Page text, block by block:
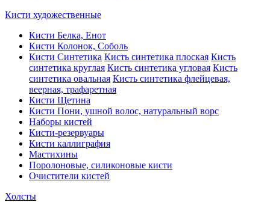
Кисти художественные
Кисти Белка, Енот
Кисти Колонок, Соболь
Кисти Синтетика Кисть синтетика плоская Кисть
синтетика круглая Кисть синтетика угловая Кисть
синтетика овальная Кисть синтетика флейцевая,
веерная, трафаретная
Кисти Щетина
Кисти Пони, ушной волос, натуральный ворс
Наборы кистей
Кисти-резервуары
Кисти каллиграфия
Мастихины
Поролоновые, силиконовые кисти
Очистители кистей
Холсты